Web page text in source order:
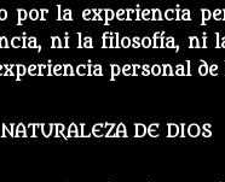
por la experiencia
ni la filosofía, ni
personal de
DE DIOS